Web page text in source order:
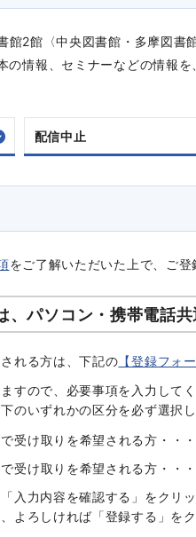
館2館〈中央図書館・多摩図書
の情報、セミナーなどの情報
配信中止
をご了解いただいた上で、ご登
、パソコン・携帯電話共
れる方は、下記の 【登録フォー
すので、必要事項を入力して
のいずれかの区分を必ず選択し
受け取りを希望される方・・・
受け取りを希望される方・・・
入力内容を確認する」をクリ
よろしければ「登録する」を